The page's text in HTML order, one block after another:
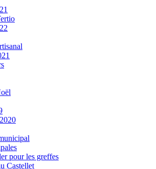
pour les greffes
Castellet